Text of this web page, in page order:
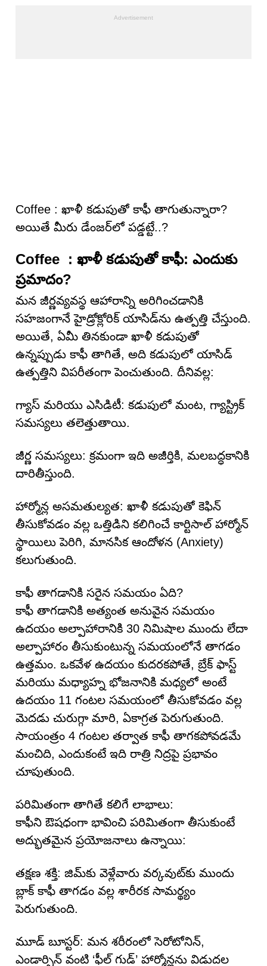
Coffee : ఖాళీ కడుపుతో కాఫీ తాగుతున్నారా?
అయితే మీరు డేంజ‌ర్‌లో ప‌డ్డ‌ట్టే..?
Coffee : ఖాళీ కడుపుతో కాఫీ: ఎందుకు
ప్రమాదం?
మన జీర్ణవ్యవస్థ ఆహారాన్ని అరిగించడానికి
సహజంగానే హైడ్రోక్లోరిక్ యాసిడ్‌ను ఉత్పత్తి చేస్తుంది.
అయితే, ఏమీ తినకుండా ఖాళీ కడుపుతో
ఉన్నప్పుడు కాఫీ తాగితే, అది కడుపులో యాసిడ్
ఉత్పత్తిని విపరీతంగా పెంచుతుంది. దీనివల్ల:
గ్యాస్ మరియు ఎసిడిటీ: కడుపులో మంట, గ్యాస్ట్రిక్
సమస్యలు తలెత్తుతాయి.
జీర్ణ సమస్యలు: క్రమంగా ఇది అజీర్తికి, మలబద్ధకానికి
దారితీస్తుంది.
హార్మోన్ల అసమతుల్యత: ఖాళీ కడుపుతో కెఫిన్
తీసుకోవడం వల్ల ఒత్తిడిని కలిగించే కార్టిసాల్ హార్మోన్
స్థాయిలు పెరిగి, మానసిక ఆందోళన (Anxiety)
కలుగుతుంది.
కాఫీ తాగడానికి సరైన సమయం ఏది?
కాఫీ తాగడానికి అత్యంత అనువైన సమయం
ఉదయం అల్పాహారానికి 30 నిమిషాల ముందు లేదా
అల్పాహారం తీసుకుంటున్న సమయంలోనే తాగడం
ఉత్తమం. ఒకవేళ ఉదయం కుదరకపోతే, బ్రేక్ ఫాస్ట్
మరియు మధ్యాహ్న భోజనానికి మధ్యలో అంటే
ఉదయం 11 గంటల సమయంలో తీసుకోవడం వల్ల
మెదడు చురుగ్గా మారి, ఏకాగ్రత పెరుగుతుంది.
సాయంత్రం 4 గంటల తర్వాత కాఫీ తాగకపోవడమే
మంచిది, ఎందుకంటే ఇది రాత్రి నిద్రపై ప్రభావం
చూపుతుంది.
పరిమితంగా తాగితే కలిగే లాభాలు:
కాఫీని ఔషధంగా భావించి పరిమితంగా తీసుకుంటే
అద్భుతమైన ప్రయోజనాలు ఉన్నాయి:
తక్షణ శక్తి: జిమ్‌కు వెళ్లేవారు వర్కవుట్‌కు ముందు
బ్లాక్ కాఫీ తాగడం వల్ల శారీరక సామర్థ్యం
పెరుగుతుంది.
మూడ్ బూస్టర్: మన శరీరంలో సెరోటోనిన్,
ఎండార్ఫిన్ వంటి ‘ఫీల్ గుడ్’ హార్మోన్లను విడుదల